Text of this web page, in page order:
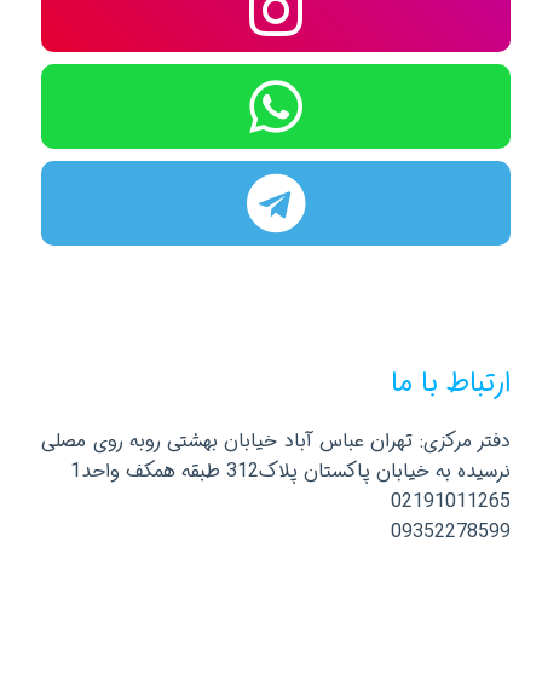
ارتباط با ما
دفتر مرکزی: تهران عباس آباد خیابان بهشتی روبه روی مصلی
نرسیده به خیابان پاکستان پلاک312 طبقه همکف واحد1
02191011265
09352278599